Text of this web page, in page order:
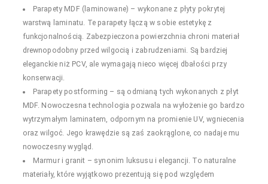
Parapety MDF (laminowane) – wykonane z płyty pokrytej
warstwą laminatu. Te parapety łączą w sobie estetykę z
funkcjonalnością. Zabezpieczona powierzchnia chroni materiał
drewnopodobny przed wilgocią i zabrudzeniami. Są bardziej
eleganckie niż PCV, ale wymagają nieco więcej dbałości przy
konserwacji.
Parapety postforming – są odmianą tych wykonanych z płyt
MDF. Nowoczesna technologia pozwala na wyłożenie go bardzo
wytrzymałym laminatem, odpornym na promienie UV, wgniecenia
oraz wilgoć. Jego krawędzie są zaś zaokrąglone, co nadaje mu
nowoczesny wygląd.
Marmur i granit – synonim luksusu i elegancji. To naturalne
materiały, które wyjątkowo prezentują się pod względem